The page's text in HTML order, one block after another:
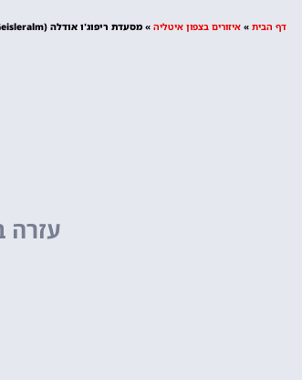
מומלץ?
דף הבית » איזורים בצפון איטליה » מסעדת ריפוג'ו אודלה (Geisleralm)- חוויה קולינרית בלב הרי הדולומיטים
עזרה